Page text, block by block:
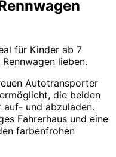
für Kinder ab 7
lieben.
Autotransporter
die beiden
auf- und abzuladen.
Fahrerhaus und eine
farbenfrohen